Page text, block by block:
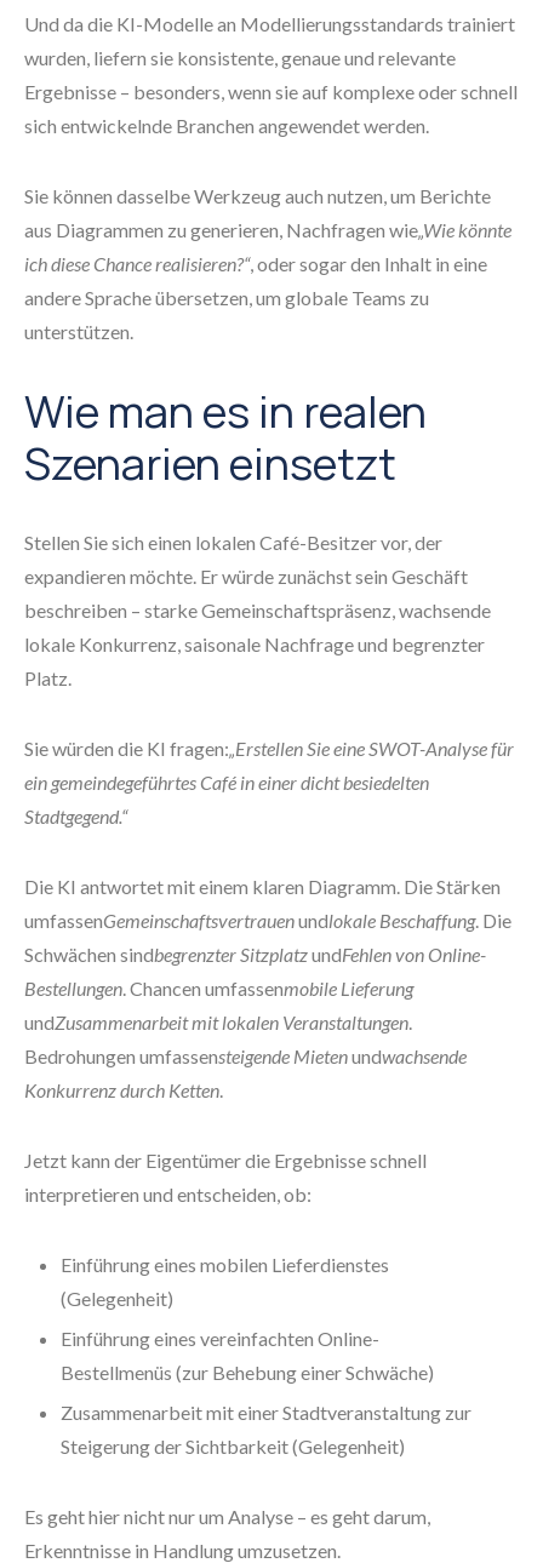
Und da die KI-Modelle an Modellierungsstandards trainiert
wurden, liefern sie konsistente, genaue und relevante
Ergebnisse – besonders, wenn sie auf komplexe oder schnell
sich entwickelnde Branchen angewendet werden.
Sie können dasselbe Werkzeug auch nutzen, um Berichte
aus Diagrammen zu generieren, Nachfragen wie„Wie könnte
ich diese Chance realisieren?“, oder sogar den Inhalt in eine
andere Sprache übersetzen, um globale Teams zu
unterstützen.
Wie man es in realen
Szenarien einsetzt
Stellen Sie sich einen lokalen Café-Besitzer vor, der
expandieren möchte. Er würde zunächst sein Geschäft
beschreiben – starke Gemeinschaftspräsenz, wachsende
lokale Konkurrenz, saisonale Nachfrage und begrenzter
Platz.
Sie würden die KI fragen:„Erstellen Sie eine SWOT-Analyse für
ein gemeindegeführtes Café in einer dicht besiedelten
Stadtgegend.“
Die KI antwortet mit einem klaren Diagramm. Die Stärken
umfassenGemeinschaftsvertrauenundlokale Beschaffung. Die
Schwächen sindbegrenzter SitzplatzundFehlen von Online-
Bestellungen. Chancen umfassenmobile Lieferung
undZusammenarbeit mit lokalen Veranstaltungen.
Bedrohungen umfassensteigende Mietenundwachsende
Konkurrenz durch Ketten.
Jetzt kann der Eigentümer die Ergebnisse schnell
interpretieren und entscheiden, ob:
Einführung eines mobilen Lieferdienstes
(Gelegenheit)
Einführung eines vereinfachten Online-
Bestellmenüs (zur Behebung einer Schwäche)
Zusammenarbeit mit einer Stadtveranstaltung zur
Steigerung der Sichtbarkeit (Gelegenheit)
Es geht hier nicht nur um Analyse – es geht darum,
Erkenntnisse in Handlung umzusetzen.